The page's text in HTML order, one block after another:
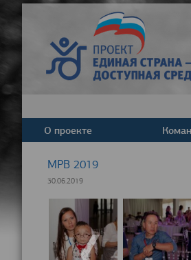
О проекте
МРВ 2019
30.06.2019